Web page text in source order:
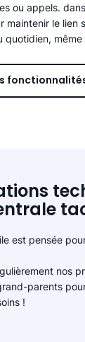
ou appels.
maintenir le lien
quotidien,
est pensée
nos
parents
!